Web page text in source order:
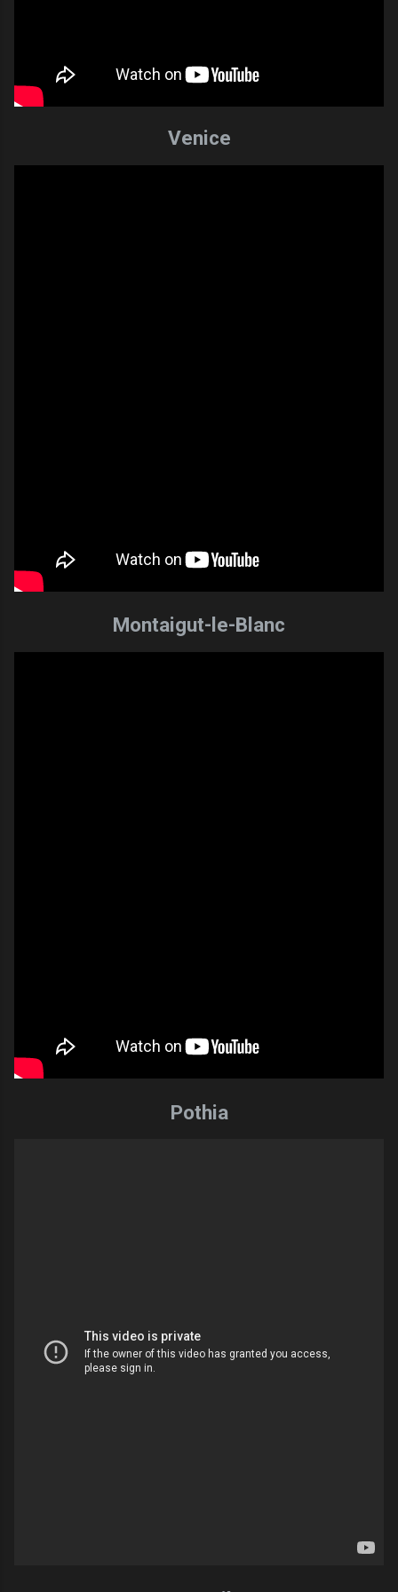
Venice
Montaigut-le-Blanc
Pothia